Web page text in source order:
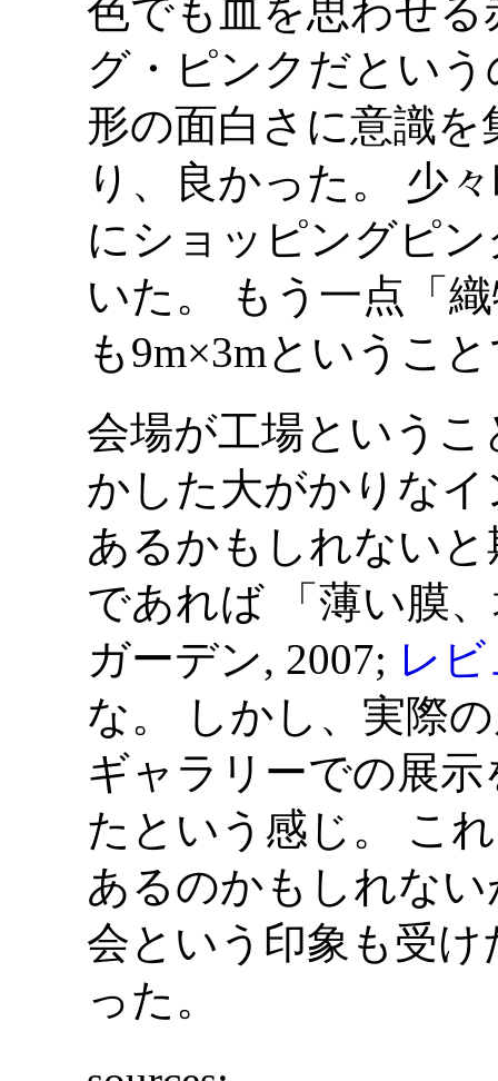
色でも血を思わせ
グ・ピンクだとい
形の面白さに意識
り、良かった。 少
にショッピングピ
いた。 もう一点「
も9m×3mというこ
会場が工場という
かした大がかりな
あるかもしれない
であれば 「薄い膜
ガーデン, 2007; レ
な。 しかし、実際
ギャラリーでの展
たという感じ。 こ
あるのかもしれな
会という印象も受
った。